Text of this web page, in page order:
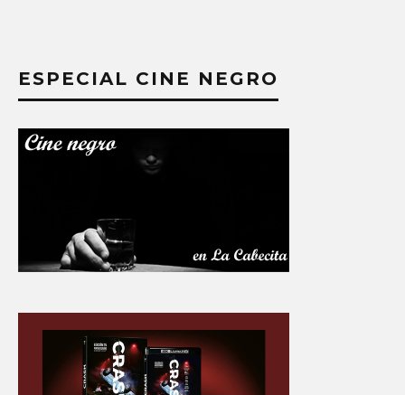
ESPECIAL CINE NEGRO